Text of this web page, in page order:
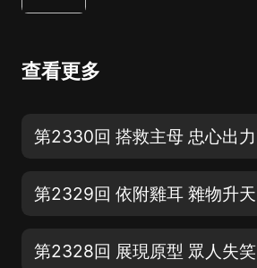
查看更多
第2330回 搭救主母 忠心出力
第2329回 依附雞耳 雜物升天
第2328回 展現原型 眾人失笑